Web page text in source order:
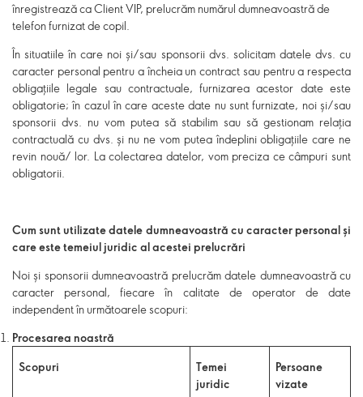
înregistrează ca Client VIP, prelucrăm numărul dumneavoastră de
telefon furnizat de copil.
În situatiile în care noi și/sau sponsorii dvs. solicitam datele dvs. cu
caracter personal pentru a încheia un contract sau pentru a respecta
obligațiile legale sau contractuale, furnizarea acestor date este
obligatorie; în cazul în care aceste date nu sunt furnizate, noi și/sau
sponsorii dvs. nu vom putea să stabilim sau să gestionam relația
contractuală cu dvs. și nu ne vom putea îndeplini obligațiile care ne
revin nouă/ lor. La colectarea datelor, vom preciza ce câmpuri sunt
obligatorii.
Cum sunt utilizate datele dumneavoastră cu caracter personal și
care este temeiul juridic al acestei prelucrări
Noi și sponsorii dumneavoastră prelucrăm datele dumneavoastră cu
caracter personal, fiecare în calitate de operator de date
independent în următoarele scopuri:
Procesarea noastră
Scopuri
Temei
juridic
Persoane
vizate